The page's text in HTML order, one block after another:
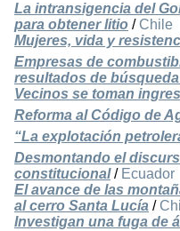
La intransigencia del
para obtener litio / Chile
Mujeres, vida y
Empresas de
resultados de
Vecinos se toman
Reforma al Código de
“La explotación
Desmontando el
constitucional/ Ecuador
El avance de las
al cerro Santa Lucía /
Investigan una fuga de